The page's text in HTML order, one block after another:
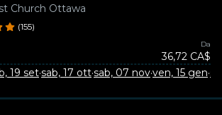
Church Ottawa
(155)
Da
36,72 CA$
19 set·sab, 17 ott·sab, 07 nov·ven, 15 gen·